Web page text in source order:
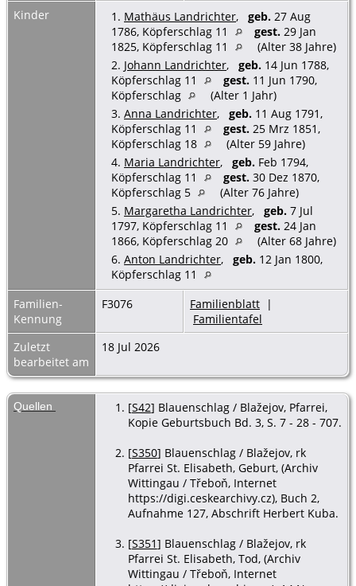
Kinder
1. Mathäus Landrichter, geb. 27 Aug
1786, Köpferschlag 11
gest. 29 Jan
1825, Köpferschlag 11
(Alter 38 Jahre)
2. Johann Landrichter, geb. 14 Jun 1788,
Köpferschlag 11
gest. 11 Jun 1790,
Köpferschlag
(Alter 1 Jahr)
3. Anna Landrichter, geb. 11 Aug 1791,
Köpferschlag 11
gest. 25 Mrz 1851,
Köpferschlag 18
(Alter 59 Jahre)
4. Maria Landrichter, geb. Feb 1794,
Köpferschlag 11
gest. 30 Dez 1870,
Köpferschlag 5
(Alter 76 Jahre)
5. Margaretha Landrichter, geb. 7 Jul
1797, Köpferschlag 11
gest. 24 Jan
1866, Köpferschlag 20
(Alter 68 Jahre)
6. Anton Landrichter, geb. 12 Jan 1800,
Köpferschlag 11
Familien-
Kennung
F3076 Familienblatt |
Familientafel
Zuletzt
bearbeitet am
18 Jul 2026
Quellen [S42] Blauenschlag / Blažejov, Pfarrei,
Kopie Geburtsbuch Bd. 3, S. 7 - 28 - 707.
[S350] Blauenschlag / Blažejov, rk
Pfarrei St. Elisabeth, Geburt, (Archiv
Wittingau / Třeboň, Internet
https://digi.ceskearchivy.cz), Buch 2,
Aufnahme 127, Abschrift Herbert Kuba.
[S351] Blauenschlag / Blažejov, rk
Pfarrei St. Elisabeth, Tod, (Archiv
Wittingau / Třeboň, Internet